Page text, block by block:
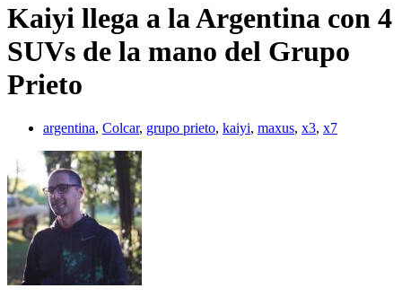
Kaiyi llega a la Argentina con 4
SUVs de la mano del Grupo
Prieto
argentina, Colcar, grupo prieto, kaiyi, maxus, x3, x7